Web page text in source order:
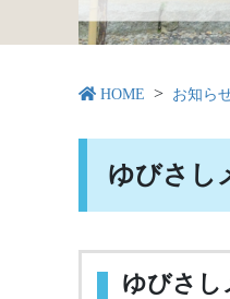
HOME お知ら
ゆびさし
ゆびさし